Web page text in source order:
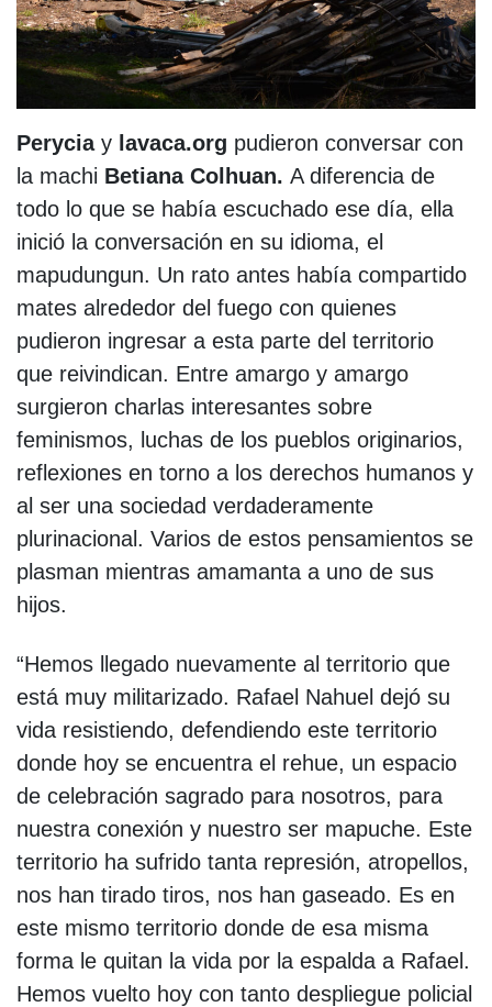
Peryciay lavaca.org pudieron conversar con
la machi Betiana Colhuan. A diferencia de
todo lo que se había escuchado ese día, ella
inició la conversación en su idioma, el
mapudungun. Un rato antes había compartido
mates alrededor del fuego con quienes
pudieron ingresar a esta parte del territorio
que reivindican. Entre amargo y amargo
surgieron charlas interesantes sobre
feminismos, luchas de los pueblos originarios,
reflexiones en torno a los derechos humanos y
al ser una sociedad verdaderamente
plurinacional. Varios de estos pensamientos se
plasman mientras amamanta a uno de sus
hijos.
“Hemos llegado nuevamente al territorio que
está muy militarizado. Rafael Nahuel dejó su
vida resistiendo, defendiendo este territorio
donde hoy se encuentra el rehue, un espacio
de celebración sagrado para nosotros, para
nuestra conexión y nuestro ser mapuche. Este
territorio ha sufrido tanta represión, atropellos,
nos han tirado tiros, nos han gaseado. Es en
este mismo territorio donde de esa misma
forma le quitan la vida por la espalda a Rafael.
Hemos vuelto hoy con tanto despliegue policial